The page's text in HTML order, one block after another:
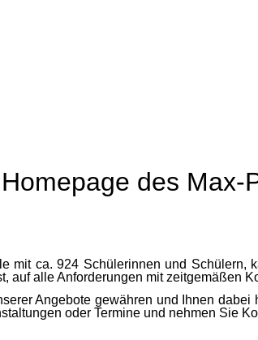
des Max-
mit ca. 924 Schülerinnen und
auf alle Anforderungen mit zeitgemäßen
Angebote gewähren und Ihnen
oder Termine und nehmen Sie